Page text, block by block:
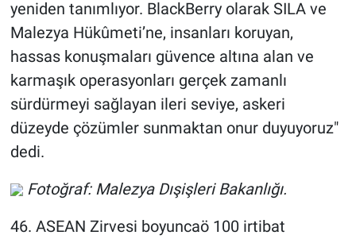
yeniden tanımlıyor. BlackBerry olarak SILA ve
Malezya Hükûmeti’ne, insanları koruyan,
hassas konuşmaları güvence altına alan ve
karmaşık operasyonları gerçek zamanlı
sürdürmeyi sağlayan ileri seviye, askeri
düzeyde çözümler sunmaktan onur duyuyoruz"
dedi.
Fotoğraf: Malezya Dışişleri Bakanlığı.
46. ASEAN Zirvesi boyuncaö 100 irtibat